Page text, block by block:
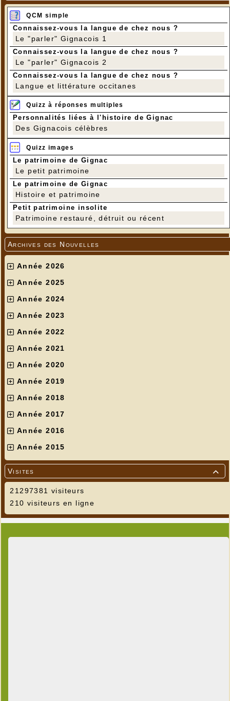
QCM simple
Connaissez-vous la langue de chez nous ?
Le "parler" Gignacois 1
Connaissez-vous la langue de chez nous ?
Le "parler" Gignacois 2
Connaissez-vous la langue de chez nous ?
Langue et littérature occitanes
Quizz à réponses multiples
Personnalités liées à l'histoire de Gignac
Des Gignacois célèbres
Quizz images
Le patrimoine de Gignac
Le petit patrimoine
Le patrimoine de Gignac
Histoire et patrimoine
Petit patrimoine insolite
Patrimoine restauré, détruit ou récent
Archives des Nouvelles
Année 2026
Année 2025
Année 2024
Année 2023
Année 2022
Année 2021
Année 2020
Année 2019
Année 2018
Année 2017
Année 2016
Année 2015

Visites
21297381 visiteurs
210 visiteurs en ligne